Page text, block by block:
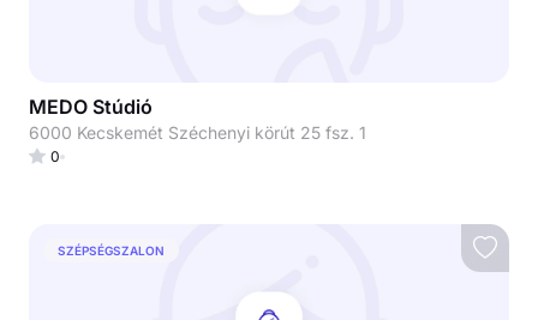
MEDO Stúdió
6000 Kecskemét Széchenyi körút 25 fsz. 1
0
SZÉPSÉGSZALON